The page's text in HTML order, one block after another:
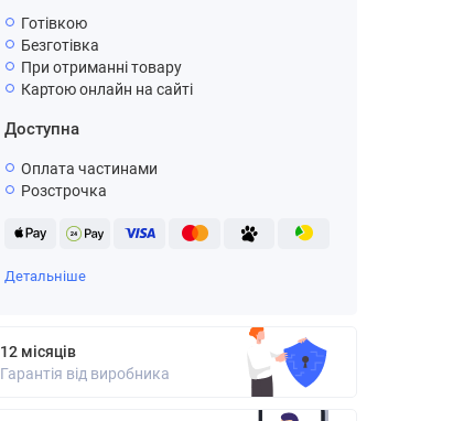
Готівкою
Безготівка
При отриманні товару
Картою онлайн на сайті
Доступна
Оплата частинами
Розстрочка
Детальніше
12 місяців
Гарантія від виробника